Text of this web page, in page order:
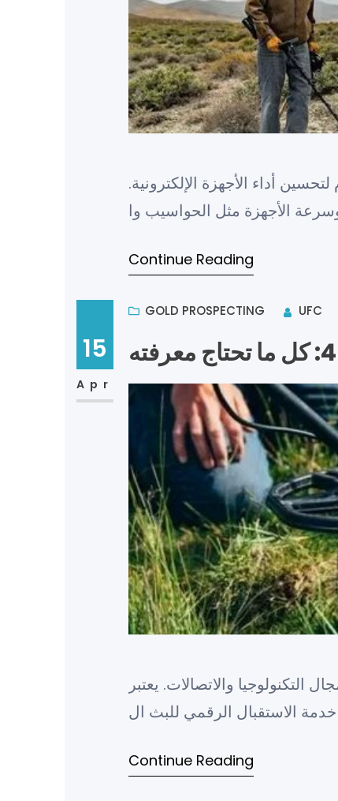
أداء الأجهزة الإلكترونية.
Continue Reading
15
Apr
GOLD PROSPECTING UFC
مجال التكنولوجيا والاتصالات. يعتبر
Continue Reading